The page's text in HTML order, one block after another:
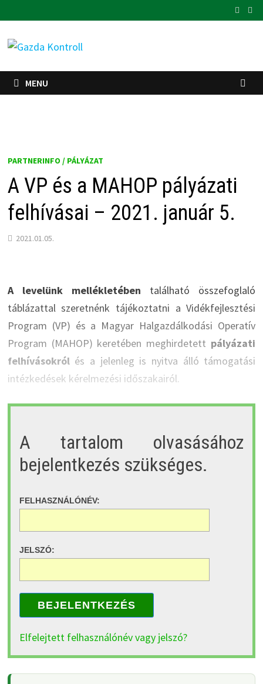
to
content
MENU
PARTNERINFO / PÁLYÁZAT
A VP és a MAHOP pályázati
felhívásai – 2021. január 5.
2021.01.05.
A levelünk mellékletében található összefoglaló
táblázattal szeretnénk tájékoztatni a Vidékfejlesztési
Program (VP) és a Magyar Halgazdálkodási Operatív
Program (MAHOP) keretében meghirdetett pályázati
felhívásokrólés a jelenleg is nyitva álló támogatási
intézkedések kérelmezési időszakairól.
A tartalom olvasásához
bejelentkezés szükséges.
FELHASZNÁLÓNÉV:
JELSZÓ:
BEJELENTKEZÉS
Elfelejtett felhasználónév vagy jelszó?